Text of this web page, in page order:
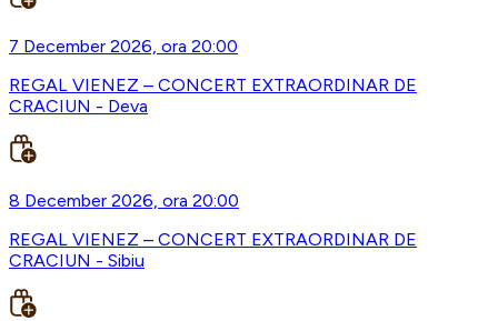
7 December 2026, ora 20:00
REGAL VIENEZ – CONCERT EXTRAORDINAR DE
CRACIUN - Deva
8 December 2026, ora 20:00
REGAL VIENEZ – CONCERT EXTRAORDINAR DE
CRACIUN - Sibiu